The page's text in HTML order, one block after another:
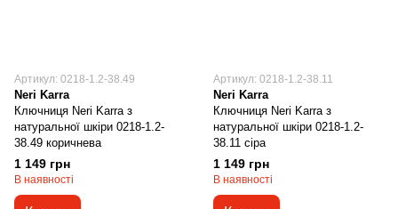
Артикул: 0218-1.2-38.49
Neri Karra
Ключниця Neri Karra з
натуральної шкіри 0218-1.2-
38.49 коричнева
1 149 грн
В наявності
Артикул: 0218-1.2-38.11
Neri Karra
Ключниця Neri Karra з
натуральної шкіри 0218-1.2-
38.11 сіра
1 149 грн
В наявності